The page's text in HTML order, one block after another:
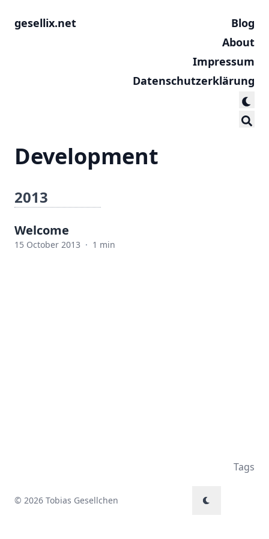
gesellix.net
Blog
About
Impressum
Datenschutzerklärung
Development
2013
Welcome
15 October 2013 · 1 min
Tags
© 2026 Tobias Gesellchen